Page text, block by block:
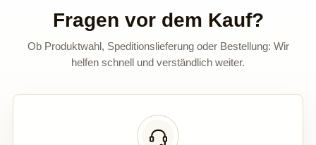
Fragen vor dem Kauf?
Ob Produktwahl, Speditionslieferung oder Bestellung: Wir
helfen schnell und verständlich weiter.